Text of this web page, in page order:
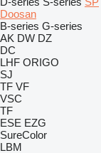
Doosan
B-series G-series
AK DW DZ
DC
LHF ORIGO
SJ
TF VF
VSC
TF
ESE EZG
SureColor
LBM